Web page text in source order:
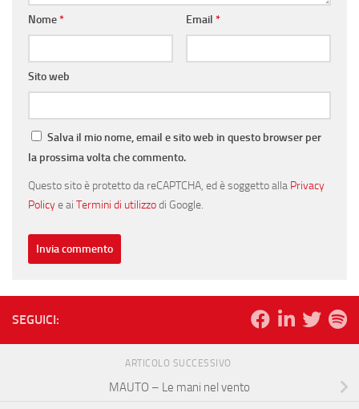
Nome* Email *
Sito web
Salva il mio nome, email e sito web in questo browser per
la prossima volta che commento.
Questo sito è protetto da reCAPTCHA, ed è soggetto alla Privacy
Policye ai Termini di utilizzodi Google.
SEGUICI:
ARTICOLO SUCCESSIVO
MAUTO – Le mani nel vento